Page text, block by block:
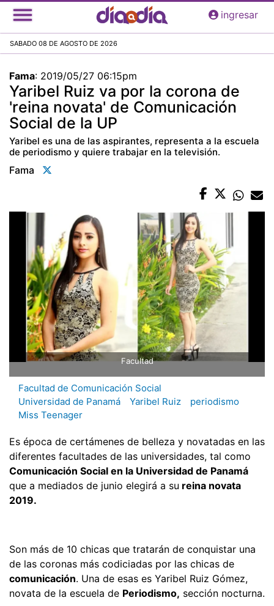
Pasar
al
principal
ingresar
SABADO 08 DE AGOSTO DE 2026
Fama: 2019/05/27 06:15pm
Yaribel Ruiz va por la corona de
'reina novata' de Comunicación
Social de la UP
Yaribel es una de las aspirantes, representa a la escuela
de periodismo y quiere trabajar en la televisión.
Fama
Facultad
Facultad de Comunicación Social
Universidad de Panamá
Yaribel Ruiz
periodismo
Miss Teenager
Es época de certámenes de belleza y novatadas en las
diferentes facultades de las universidades, tal como
Comunicación Social en la Universidad de Panamá
que a mediados de junio elegirá a su reina novata
2019.
Son más de 10 chicas que tratarán de conquistar una
de las coronas más codiciadas por las chicas de
comunicación. Una de esas es Yaribel Ruiz Gómez,
novata de la escuela de Periodismo, sección nocturna.